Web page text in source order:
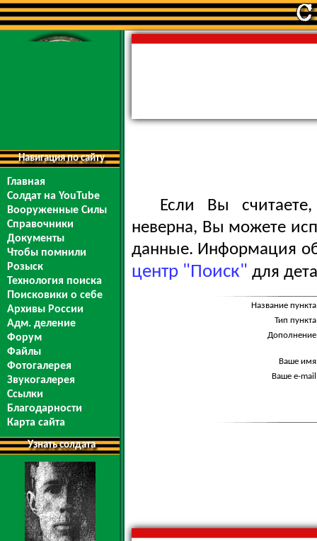
Навигация по сайту
Главная
Солдат на YouTube
Вооруженные Силы
Справочники
Документы
Чтобы помнили
Розыск
Технология поиска
Поисковики о себе
Архивы России
Адм. деление
Форум
Файлы
Фотогалерея
Звукогалерея
Ссылки
Благодарности
Карта сайта
Узнать солдата
Если Вы
неверна, Вы можете
данные. Информация
центр "Поиск" для
Название
Тип
Ваше
Ваше e-